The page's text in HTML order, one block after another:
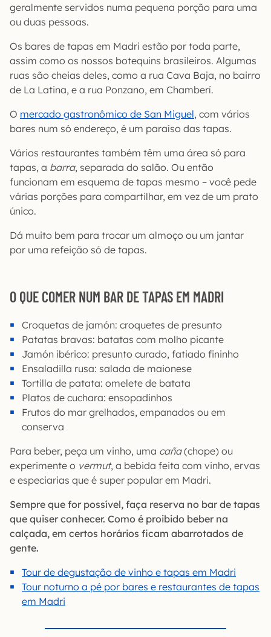
geralmente servidos numa pequena porção para uma
ou duas pessoas.
Os bares de tapas em Madri estão por toda parte,
assim como os nossos botequins brasileiros. Algumas
ruas são cheias deles, como a rua Cava Baja, no bairro
de La Latina, e a rua Ponzano, em Chamberí.
O mercado gastronômico de San Miguel, com vários
bares num só endereço, é um paraíso das tapas.
Vários restaurantes também têm uma área só para
tapas, a barra, separada do salão. Ou então
funcionam em esquema de tapas mesmo – você pede
várias porções para compartilhar, em vez de um prato
único.
Dá muito bem para trocar um almoço ou um jantar
por uma refeição só de tapas.
O QUE COMER NUM BAR DE TAPAS EM MADRI
Croquetas de jamón: croquetes de presunto
Patatas bravas: batatas com molho picante
Jamón ibérico: presunto curado, fatiado fininho
Ensaladilla rusa: salada de maionese
Tortilla de patata: omelete de batata
Platos de cuchara: ensopadinhos
Frutos do mar grelhados, empanados ou em
conserva
Para beber, peça um vinho, uma caña(chope) ou
experimente o vermut, a bebida feita com vinho, ervas
e especiarias que é super popular em Madri.
Sempre que for possível, faça reserva no bar de tapas
que quiser conhecer. Como é proibido beber na
calçada, em certos horários ficam abarrotados de
gente.
Tour de degustação de vinho e tapas em Madri
Tour noturno a pé por bares e restaurantes de tapas
em Madri